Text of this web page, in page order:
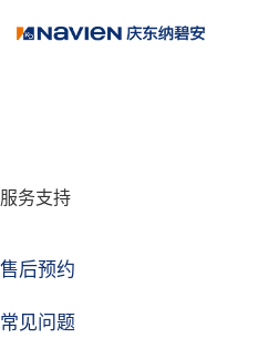
服务支持
售后预约
常见问题
品牌故事
技术实力
企业动态
焦点注册Life